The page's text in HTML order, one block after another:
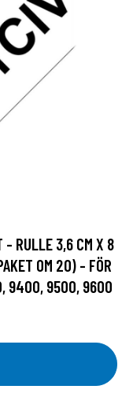
- RULLE 3,6 CM X 8
OM 20) - FÖR
9400, 9500, 9600